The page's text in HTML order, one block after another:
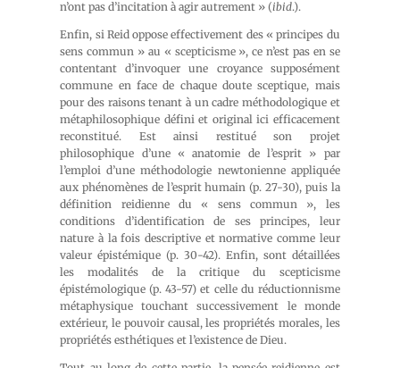
n’ont pas d’incitation à agir autrement » (ibid.).
Enfin, si Reid oppose effectivement des « principes du
sens commun » au « scepticisme », ce n’est pas en se
contentant d’invoquer une croyance supposément
commune en face de chaque doute sceptique, mais
pour des raisons tenant à un cadre méthodologique et
métaphilosophique défini et original ici efficacement
reconstitué. Est ainsi restitué son projet
philosophique d’une « anatomie de l’esprit » par
l’emploi d’une méthodologie newtonienne appliquée
aux phénomènes de l’esprit humain (p. 27-30), puis la
définition reidienne du « sens commun », les
conditions d’identification de ses principes, leur
nature à la fois descriptive et normative comme leur
valeur épistémique (p. 30-42). Enfin, sont détaillées
les modalités de la critique du scepticisme
épistémologique (p. 43-57) et celle du réductionnisme
métaphysique touchant successivement le monde
extérieur, le pouvoir causal, les propriétés morales, les
propriétés esthétiques et l’existence de Dieu.